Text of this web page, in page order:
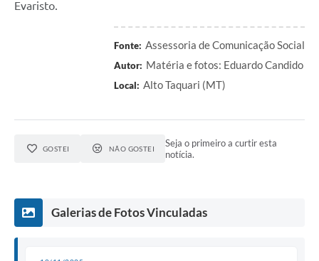
Evaristo.
Fonte: Assessoria de Comunicação Social
Autor: Matéria e fotos: Eduardo Candido
Local: Alto Taquari (MT)
GOSTEI NÃO GOSTEI
Seja o primeiro a curtir esta
notícia.
Galerias de Fotos Vinculadas